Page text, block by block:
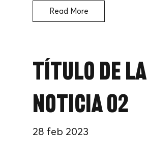
Read More
Título de la
noticia 02
28 feb 2023